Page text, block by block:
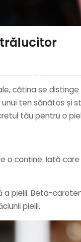
cătina se
ten sănătos și
tău pentru o
conține. Iată
pielii. Beta-
pielii.